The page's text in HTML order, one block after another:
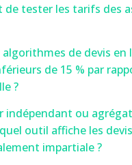
de tester les tarifs des
algorithmes de devis
de 15 % par
?
indépendant ou
outil affiche les
impartiale ?